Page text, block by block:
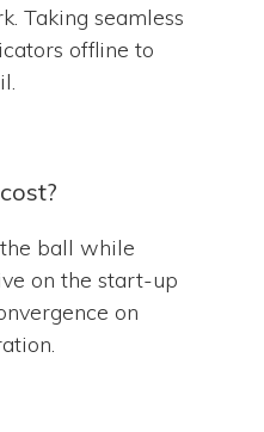
Taking seamless
offline to
ball while
on the start-up
on